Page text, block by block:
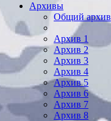
Архивы
Общий архив
Архив 1
Архив 2
Архив 3
Архив 4
Архив 5
Архив 6
Архив 7
Архив 8